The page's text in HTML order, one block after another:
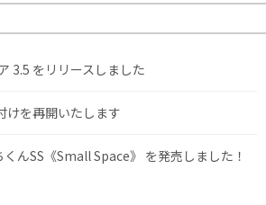
3.5 をリリースしました
けを再開いたします
くんSS《Small Space》 を発売しました！